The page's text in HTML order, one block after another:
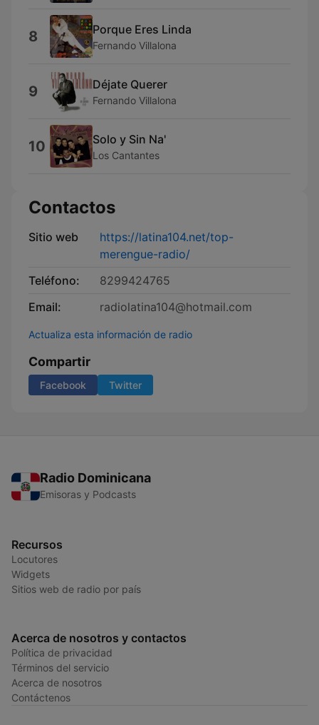
8 Porque Eres Linda
Fernando Villalona
9 Déjate Querer
Fernando Villalona
10 Solo y Sin Na'
Los Cantantes
Contactos
Sitio web
https://latina104.net/top-
merengue-radio/
Teléfono:
8299424765
Email:
radiolatina104@hotmail.com
Actualiza esta información de radio
Compartir
Facebook Twitter
Radio Dominicana
Emisoras y Podcasts
Recursos
Locutores
Widgets
Sitios web de radio por país
Acerca de nosotros y contactos
Política de privacidad
Términos del servicio
Acerca de nosotros
Contáctenos